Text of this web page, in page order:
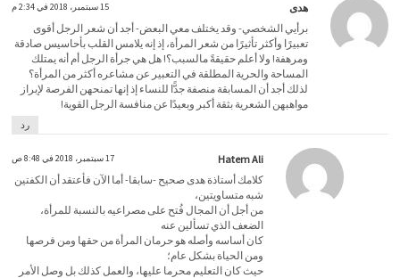
هدى 15 سبتمبر، 2018 في 2:34 م
برأيي الشخصي- وقد يختلف معي البعض- أجد أن شعر الرجل أقوى
تعبيرًا وأكثر تأثيرًا من شعر المرأة، إذ إنه يلامس القلب بأحاسيس صادقة
ومرهفة! ولا أعلم حقيقةً مالسبب؟! هل هي جرأة الرجل أم أنه يمتلك
المساحة والحرية المطلقة في التعبير عن مشاعره أكثر من المرأة؟
لذلك أجد أن المسابقة منصفة جدًّا للنساء إذ إنها تمنحهن الفرصة لإبراز
مواهبهن الشعرية بثقة أكبر وبعيدًا عن منافسة الرجل القوية!
رد
Hatem Ali 17 سبتمبر، 2018 في 8:48 ص
كلامك أستاذة هدى صحيح -سابقا- أما الآن فأعتقد أن الكفتين
شبه متساويتين،
من أجل أن المجال فُتح على مصراعيه بالنسبة للمرأة،
الضعف الذي تسألين عنه
كان أساسه وأصله هو حرمان المرأة من حقها ومن فرصها
ومن الحياة بشكل عام؛
حيث كان التعليم محرما عليها، والعمل كذلك بل وصل الأمر